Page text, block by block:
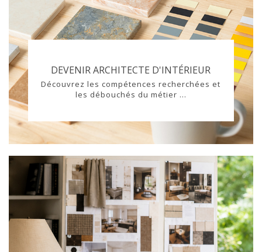
DEVENIR ARCHITECTE D'INTÉRIEUR
Découvrez les compétences recherchées et
les débouchés du métier ...